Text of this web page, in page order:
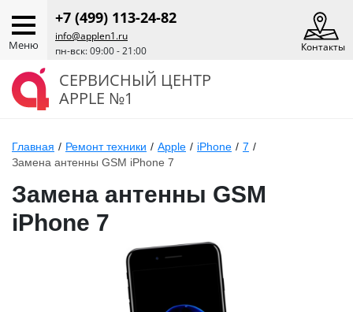
Меню
+7 (499) 113-24-82
info@applen1.ru
пн-вск: 09:00 - 21:00
Контакты
СЕРВИСНЫЙ ЦЕНТР
APPLE №1
Главная / Ремонт техники / Apple / iPhone / 7 /
Замена антенны GSM iPhone 7
Замена антенны GSM
iPhone 7